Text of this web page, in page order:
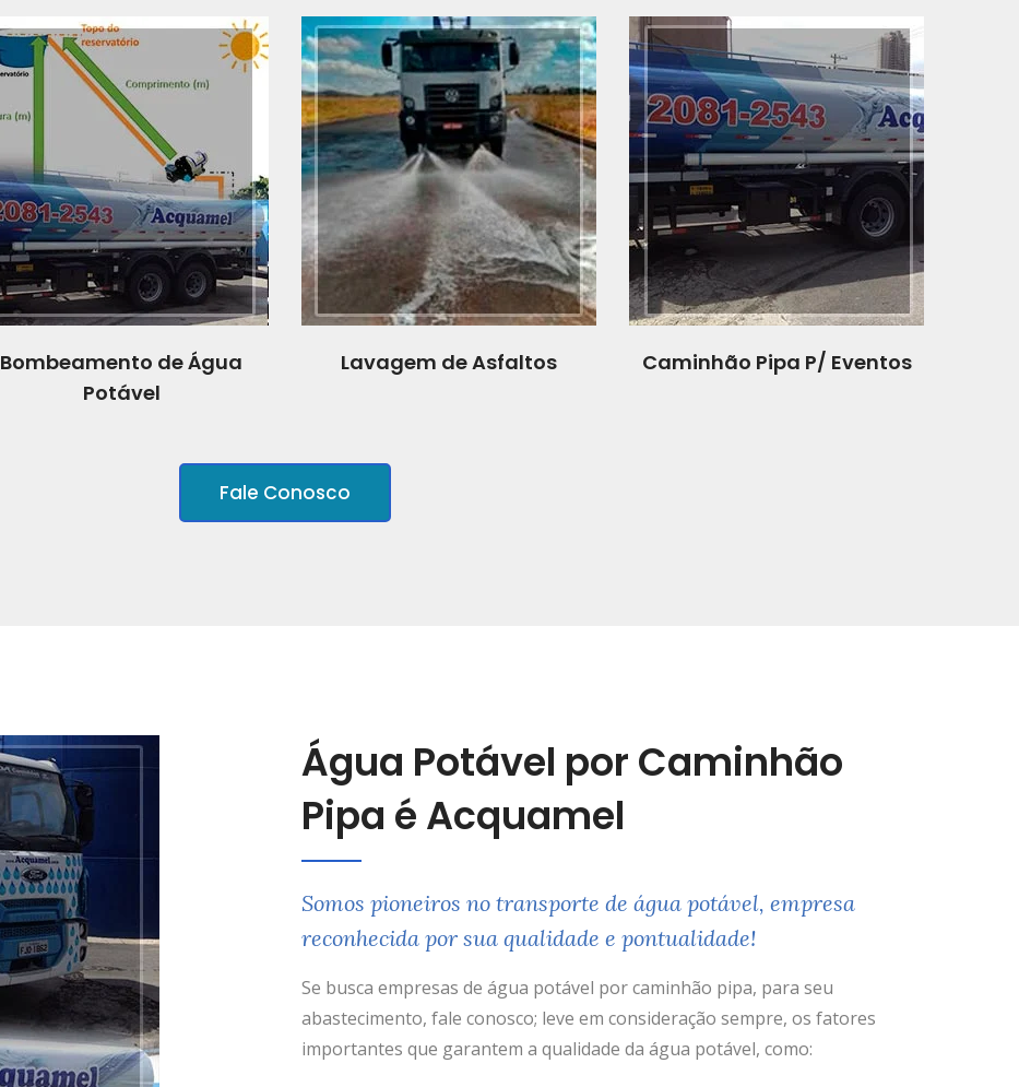
Bombeamento de Água
Potável
Lavagem de Asfaltos Caminhão Pipa P/ Eventos
Fale Conosco
Água Potável por Caminhão
Pipa é Acquamel
Somos pioneiros no transporte de água potável, empresa
reconhecida por sua qualidade e pontualidade!
Se busca empresas de água potável por caminhão pipa, para seu
abastecimento, fale conosco; leve em consideração sempre, os fatores
importantes que garantem a qualidade da água potável, como: